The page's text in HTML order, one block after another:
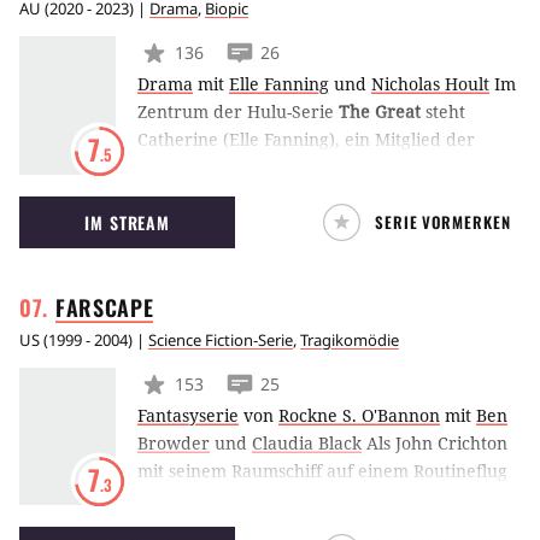
AU (2020 - 2023) | Drama, Biopic
7.5
136
26
Drama mit Elle Fanning und Nicholas Hoult Im
Zentrum der Hulu-Serie The Great steht
Catherine (Elle Fanning), ein Mitglied der
Österreich lebt. Als sie einen Kaiser heiratet,
muss sie sich zwischen ihren persönlichen
Wünschen und der Zukunft Russlands
IM STREAM SERIE VORMERKEN
FARSCAPE
US(1999 - 2004) | Science Fiction-Serie,Tragikomödie
7.3
153
25
Fantasyserie von Rockne S. O'Bannon mit Ben
Browder und Claudia Black Als John Crichton
mit seinem Raumschiff auf einem Routineflug
ihn weit, weit weg von zu Hause schleudert.